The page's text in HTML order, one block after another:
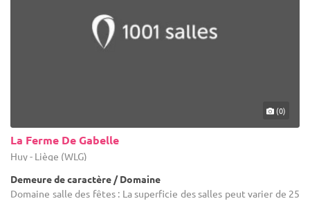
(0)
La Ferme De Gabelle
Huy - Liège (WLG)
Demeure de caractère / Domaine
Domaine salle des fêtes : La superficie des salles peut varier de 25